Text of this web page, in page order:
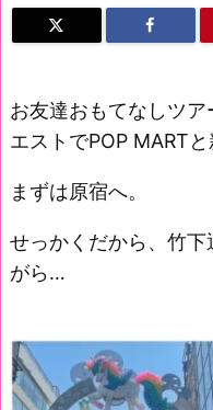
お友達おもてなしツ
エストでPOP MART
まずは原宿へ。
せっかくだから、竹
がら…